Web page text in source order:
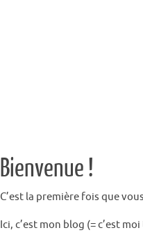
Bienvenue !
C’est la première fois que
Ici, c’est mon blog (= c’est